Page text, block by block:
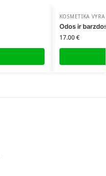
KOSMETIKA
Odos ir
17.00€